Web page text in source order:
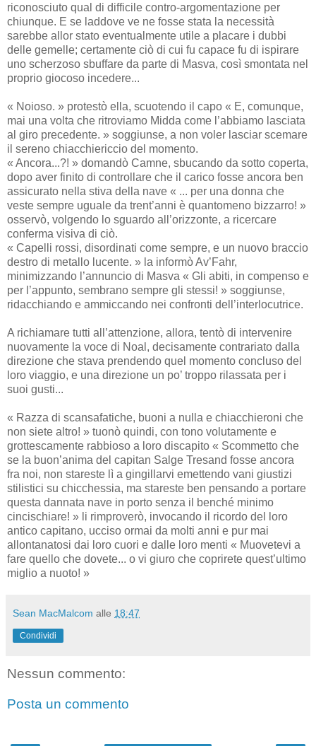
riconosciuto qual di difficile contro-argomentazione per
chiunque. E se laddove ve ne fosse stata la necessità
sarebbe allor stato eventualmente utile a placare i dubbi
delle gemelle; certamente ciò di cui fu capace fu di ispirare
uno scherzoso sbuffare da parte di Masva, così smontata nel
proprio giocoso incedere...
« Noioso. » protestò ella, scuotendo il capo « E, comunque,
mai una volta che ritroviamo Midda come l’abbiamo lasciata
al giro precedente. » soggiunse, a non voler lasciar scemare
il sereno chiacchiericcio del momento.
« Ancora...?! » domandò Camne, sbucando da sotto coperta,
dopo aver finito di controllare che il carico fosse ancora ben
assicurato nella stiva della nave « ... per una donna che
veste sempre uguale da trent’anni è quantomeno bizzarro! »
osservò, volgendo lo sguardo all’orizzonte, a ricercare
conferma visiva di ciò.
« Capelli rossi, disordinati come sempre, e un nuovo braccio
destro di metallo lucente. » la informò Av’Fahr,
minimizzando l’annuncio di Masva « Gli abiti, in compenso e
per l’appunto, sembrano sempre gli stessi! » soggiunse,
ridacchiando e ammiccando nei confronti dell’interlocutrice.
A richiamare tutti all’attenzione, allora, tentò di intervenire
nuovamente la voce di Noal, decisamente contrariato dalla
direzione che stava prendendo quel momento concluso del
loro viaggio, e una direzione un po’ troppo rilassata per i
suoi gusti...
« Razza di scansafatiche, buoni a nulla e chiacchieroni che
non siete altro! » tuonò quindi, con tono volutamente e
grottescamente rabbioso a loro discapito « Scommetto che
se la buon’anima del capitan Salge Tresand fosse ancora
fra noi, non stareste lì a gingillarvi emettendo vani giustizi
stilistici su chicchessia, ma stareste ben pensando a portare
questa dannata nave in porto senza il benché minimo
cincischiare! » li rimproverò, invocando il ricordo del loro
antico capitano, ucciso ormai da molti anni e pur mai
allontanatosi dai loro cuori e dalle loro menti « Muovetevi a
fare quello che dovete... o vi giuro che coprirete quest’ultimo
miglio a nuoto! »
Sean MacMalcom alle 18:47
Condividi
Nessun commento:
Posta un commento